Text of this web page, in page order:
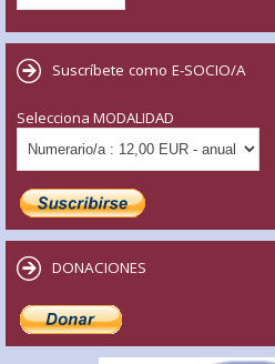
Suscríbete como E-SOCIO/A
Selecciona MODALIDAD
DONACIONES